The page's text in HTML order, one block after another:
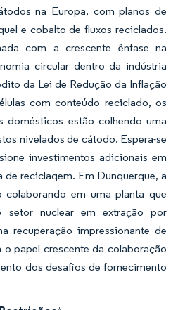
na Europa, com planos de
e cobalto de fluxos reciclados.
com a crescente ênfase na
circular dentro da indústria
da Lei de Redução da Inflação
com conteúdo reciclado, os
domésticos estão colhendo uma
nivelados de cátodo. Espera-se
investimentos adicionais em
reciclagem. Em Dunquerque, a
colaborando em uma planta que
setor nuclear em extração por
recuperação impressionante de
papel crescente da colaboração
dos desafios de fornecimento